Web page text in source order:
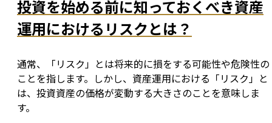
投資を始める前に知っておくべき資産
運用におけるリスクとは？
通常、「リスク」とは将来的に損をする可能性や危険性の
ことを指します。しかし、資産運用における「リスク」と
は、投資資産の価格が変動する大きさのことを意味しま
す。